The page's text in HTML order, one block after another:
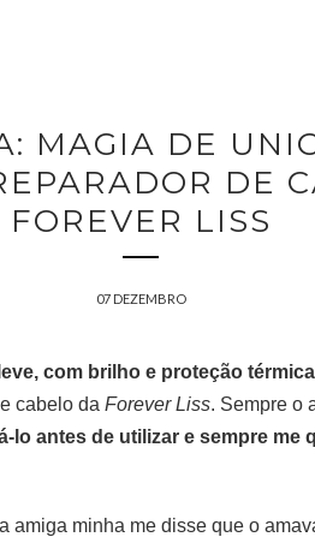
MAGIA DE
DE
FOREVER LISS
07 DEZEMBRO
com brilho e proteção
cabelo da Forever Liss. Sempre o
lo antes de utilizar e sempre me
amiga minha me disse que o